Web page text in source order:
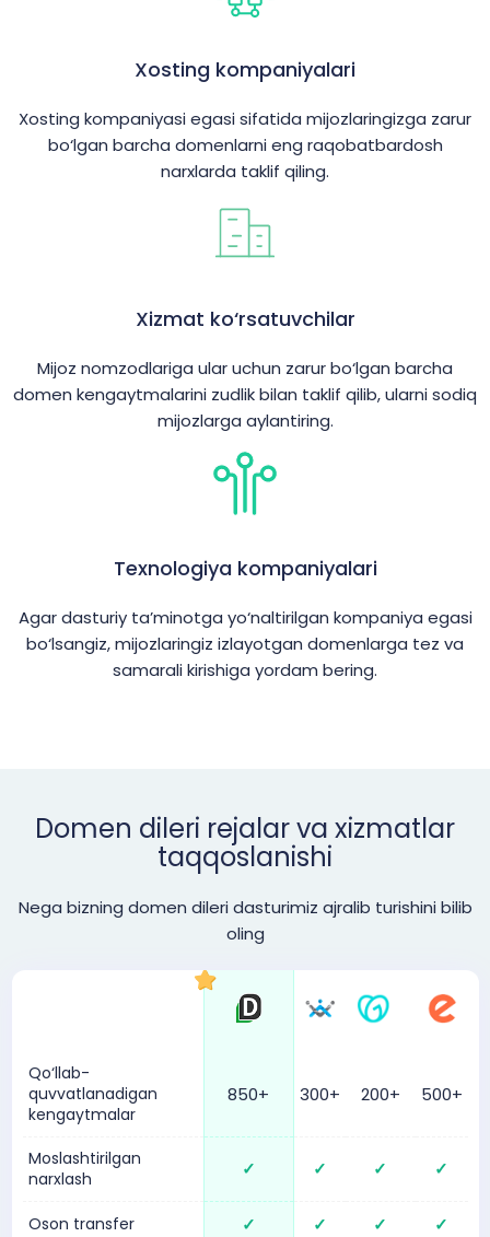
Xosting kompaniyalari
Xosting kompaniyasi egasi sifatida mijozlaringizga zarur
bo‘lgan barcha domenlarni eng raqobatbardosh
narxlarda taklif qiling.
Xizmat ko‘rsatuvchilar
Mijoz nomzodlariga ular uchun zarur bo‘lgan barcha
domen kengaytmalarini zudlik bilan taklif qilib, ularni sodiq
mijozlarga aylantiring.
Texnologiya kompaniyalari
Agar dasturiy ta’minotga yo‘naltirilgan kompaniya egasi
bo‘lsangiz, mijozlaringiz izlayotgan domenlarga tez va
samarali kirishiga yordam bering.
Domen dileri rejalar va xizmatlar
taqqoslanishi
Nega bizning domen dileri dasturimiz ajralib turishini bilib
oling
Qo‘llab-
quvvatlanadigan
kengaytmalar
850+ 300+ 200+ 500+
Moslashtirilgan
narxlash
✓ ✓ ✓ ✓
Oson transfer ✓ ✓ ✓ ✓